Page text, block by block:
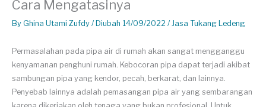
Cara Mengatasinya
By Ghina Utami Zufdy / Diubah 14/09/2022 / Jasa Tukang Ledeng
Permasalahan pada pipa air di rumah akan sangat mengganggu
kenyamanan penghuni rumah. Kebocoran pipa dapat terjadi akibat
sambungan pipa yang kendor, pecah, berkarat, dan lainnya.
Penyebab lainnya adalah pemasangan pipa air yang sembarangan